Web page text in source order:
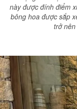
này được đính điểm
bông hoa được sắp
trở